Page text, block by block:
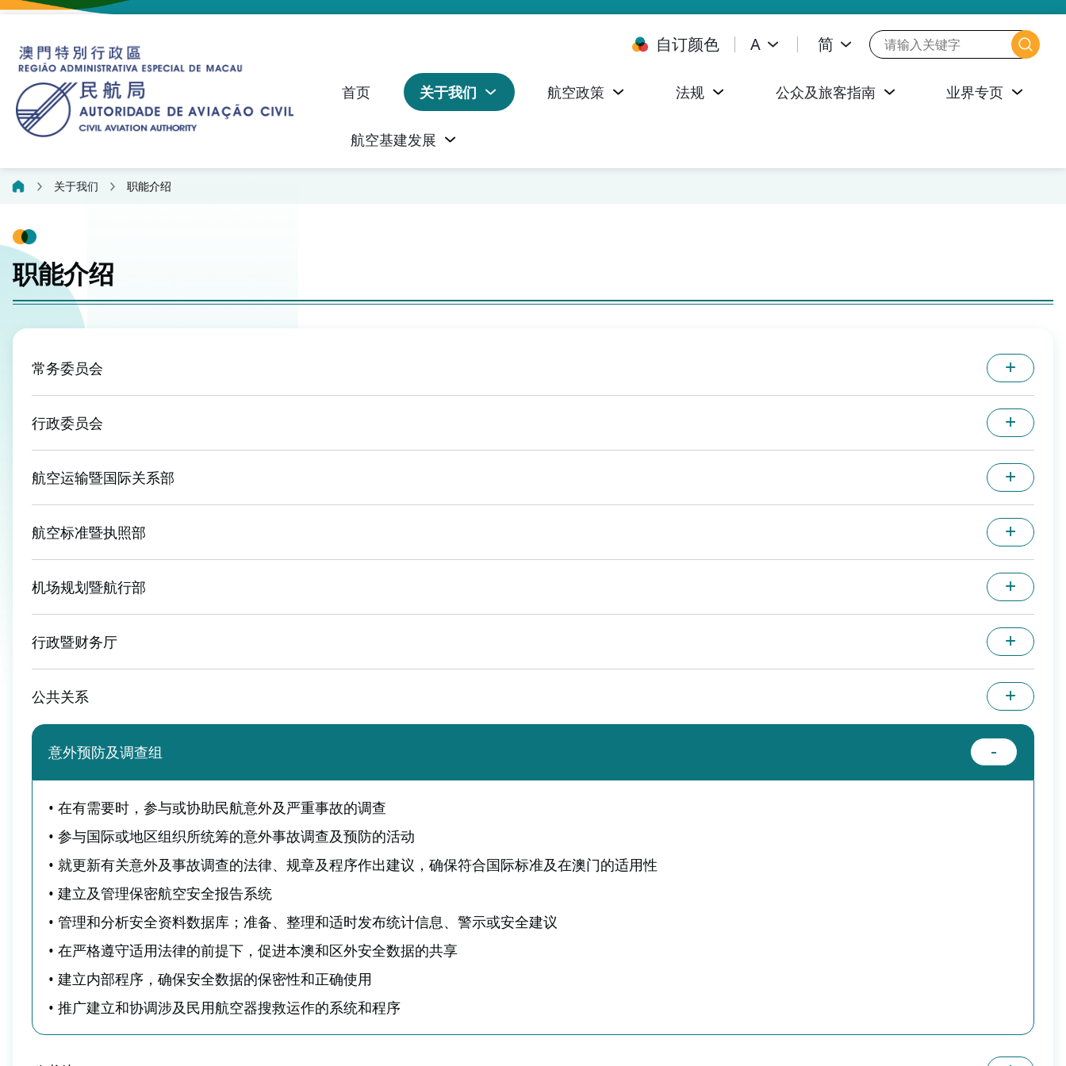
自订颜色 A 简
首页 关于我们 航空政策 法规 公众及旅客指南 业界专页
航空基建发展
关于我们 职能介绍
职能介绍
常务委员会
行政委员会
航空运输暨国际关系部
航空标准暨执照部
机场规划暨航行部
行政暨财务厅
公共关系
意外预防及调查组
• 在有需要时，参与或协助民航意外及严重事故的调查
• 参与国际或地区组织所统筹的意外事故调查及预防的活动
• 就更新有关意外及事故调查的法律、规章及程序作出建议，确保符合国际标准及在澳门的适用性
• 建立及管理保密航空安全报告系统
• 管理和分析安全资料数据库；准备、整理和适时发布统计信息、警示或安全建议
• 在严格遵守适用法律的前提下，促进本澳和区外安全数据的共享
• 建立内部程序，确保安全数据的保密性和正确使用
• 推广建立和协调涉及民用航空器搜救运作的系统和程序